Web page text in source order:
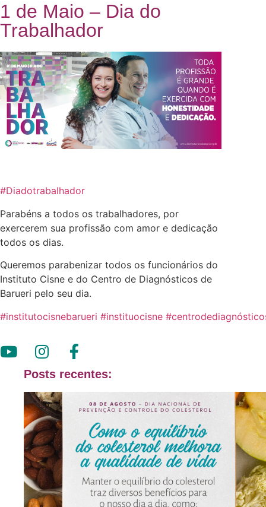
1 de Maio – Dia do
Trabalhador
#Diadotrabalhador
Parabéns a todos os trabalhadores, por
exercerem sua profissão com amor e dedicação
todos os dias.
Queremos parabenizar todos os funcionários do
Instituto Cisne e do Centro de Diagnósticos de
Barueri pelo seu dia.
#institutocisnebarueri #instituocisne #
Posts recentes: